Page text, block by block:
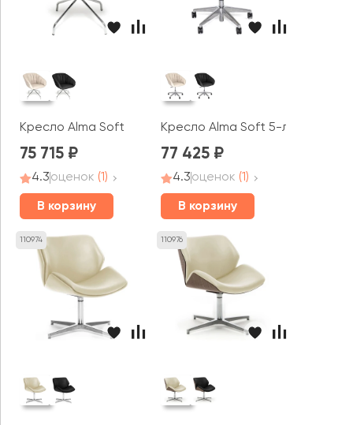
Кресло Alma Soft
75 715
4.3оценок (1)
В корзину
Кресло Alma Soft 5-луч
77 425
4.3оценок (1)
В корзину
110974 110976